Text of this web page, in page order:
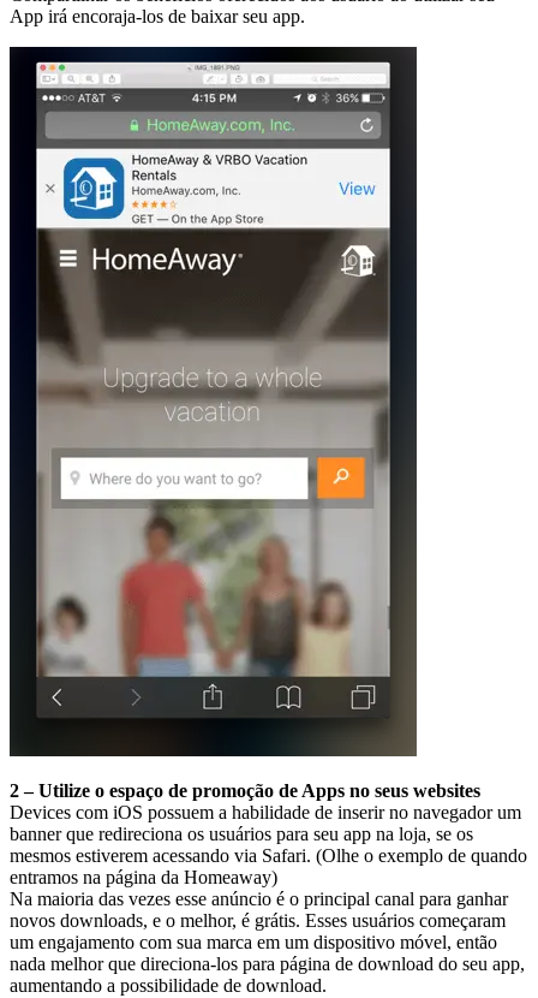
App irá encoraja-los de baixar seu app.
2 – Utilize o espaço de promoção de Apps no seus websites
Devices com iOS possuem a habilidade de inserir no navegador um
banner que redireciona os usuários para seu app na loja, se os
mesmos estiverem acessando via Safari. (Olhe o exemplo de quando
entramos na página da Homeaway)
Na maioria das vezes esse anúncio é o principal canal para ganhar
novos downloads, e o melhor, é grátis. Esses usuários começaram
um engajamento com sua marca em um dispositivo móvel, então
nada melhor que direciona-los para página de download do seu app,
aumentando a possibilidade de download.